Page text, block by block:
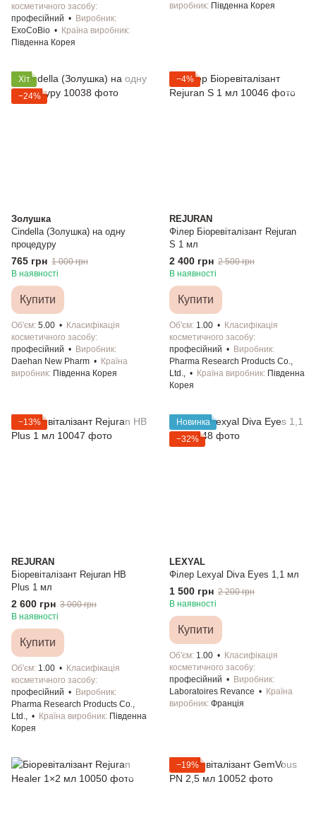
косметичного засобу
професійний
Виробник
ExoCoBio
Країна виробник
Південна Корея
виробник Південна Корея
Хіт
−24%
Золушка
Cindella (Золушка) на одну
процедуру
765 грн 1 000 грн
В наявності
Купити
Об'єм 5.00
Класифікація
косметичного засобу
професійний
Виробник
Daehan New Pharm
Країна
виробник Південна Корея
−4%
REJURAN
Філер Біоревіталізант Rejuran
S 1 мл
2 400 грн 2 500 грн
В наявності
Купити
Об'єм 1.00
Класифікація
косметичного засобу
професійний
Виробник
Pharma Research Products Co.,
Ltd.,
Країна виробник Південна
Корея
−13%
REJURAN
Біоревіталізант Rejuran HB
Plus 1 мл
2 600 грн 3 000 грн
В наявності
Купити
Об'єм 1.00
Класифікація
косметичного засобу
професійний
Виробник
Pharma Research Products Co.,
Ltd.,
Країна виробник Південна
Корея
Новинка
−32%
LEXYAL
Філер Lexyal Diva Eyes 1,1 мл
1 500 грн 2 200 грн
В наявності
Купити
Об'єм 1.00
Класифікація
косметичного засобу
професійний
Виробник
Laboratoires Revance
Країна
виробник Франція
−19%